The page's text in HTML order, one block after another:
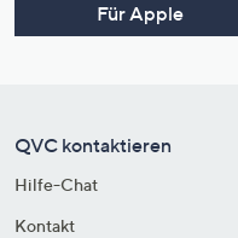
Für Apple
QVC kontaktieren
Hilfe-Chat
Kontakt